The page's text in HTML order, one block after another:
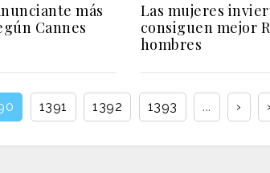
más
Cannes
Las mujeres
consiguen mejor
hombres
1391 1392 1393 ... ›